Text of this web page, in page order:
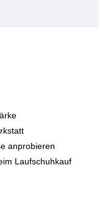
anprobieren
Laufschuhkauf